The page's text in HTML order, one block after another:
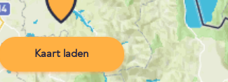
Kaart laden